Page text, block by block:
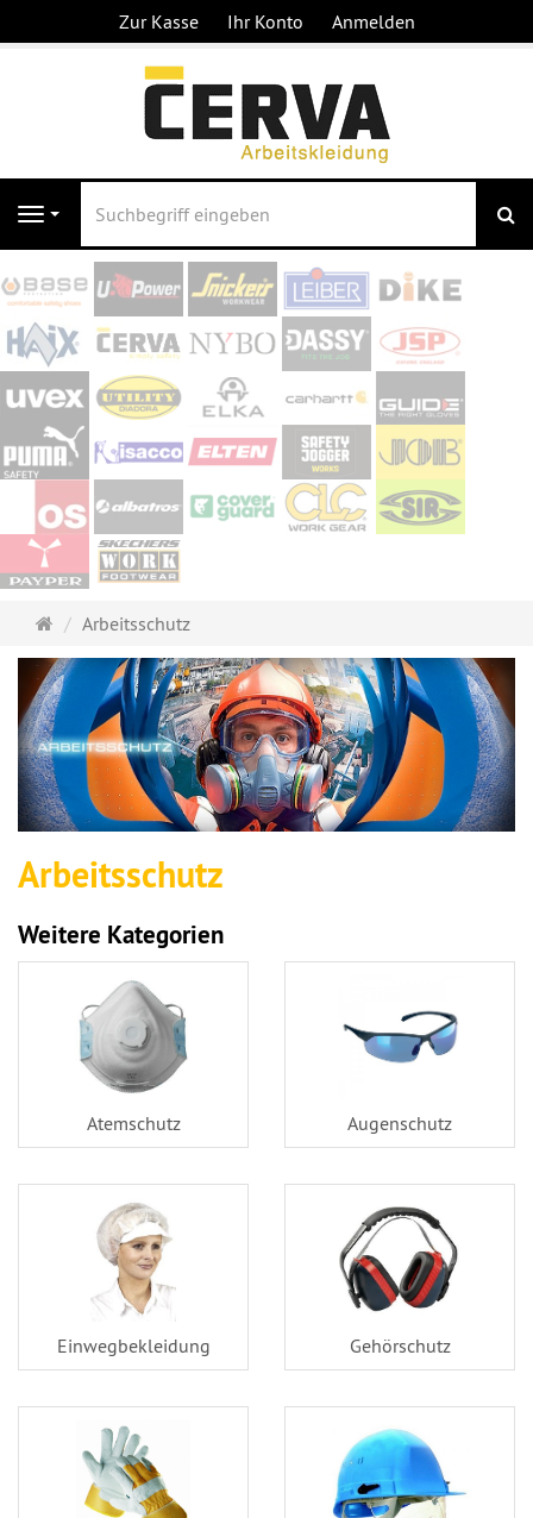
Zur Kasse Ihr Konto Anmelden
Navigation
Startseite
Arbeitsschutz
Arbeitsschutz
Weitere Kategorien
Atemschutz Augenschutz
Einwegbekleidung Gehörschutz